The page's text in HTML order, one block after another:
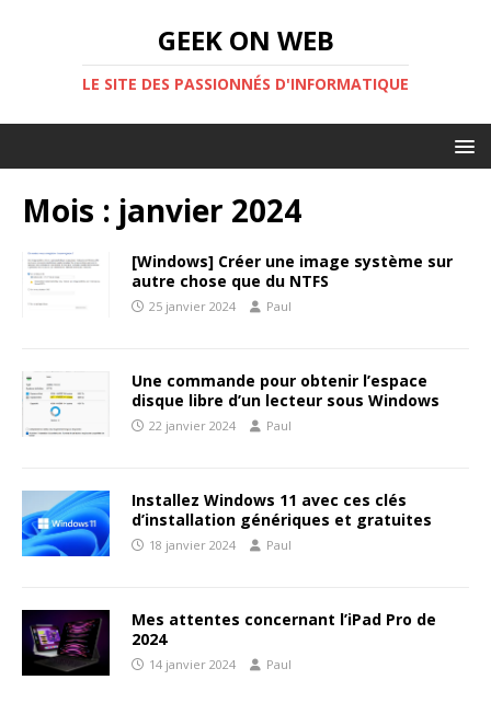
GEEK ON WEB
LE SITE DES PASSIONNÉS D'INFORMATIQUE
Mois : janvier 2024
[Windows] Créer une image système sur
autre chose que du NTFS
25 janvier 2024 Paul
Une commande pour obtenir l’espace
disque libre d’un lecteur sous Windows
22 janvier 2024 Paul
Installez Windows 11 avec ces clés
d’installation génériques et gratuites
18 janvier 2024 Paul
Mes attentes concernant l’iPad Pro de
2024
14 janvier 2024 Paul